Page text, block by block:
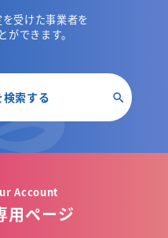
受けた事業者を
ができます。
索する
Account
用ページ